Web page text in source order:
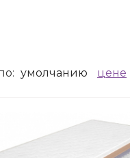
: умолчанию цене